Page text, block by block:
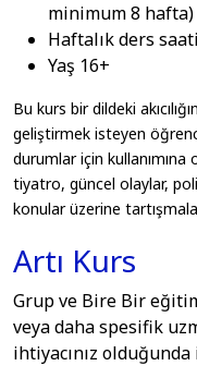
minimum 8 hafta)
Haftalık ders
Yaş 16+
Bu kurs bir dildeki
geliştirmek isteyen
durumlar için kullanımına
tiyatro, güncel olaylar,
konular üzerine
Artı Kurs
Grup ve Bire Bir
veya daha spesifik
ihtiyacınız